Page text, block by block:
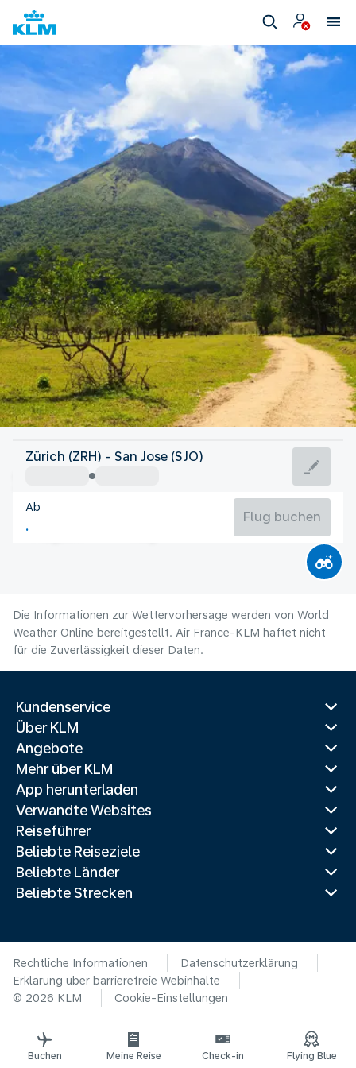
Costa Rica
San Jose
Costa Rica
Zürich (ZRH) - San Jose (SJO)
Ab
Flug buchen
Die Informationen zur Wettervorhersage werden von World
Weather Online bereitgestellt. Air France-KLM haftet nicht
für die Zuverlässigkeit dieser Daten.
Kundenservice
Über KLM
Angebote
Mehr über KLM
App herunterladen
Verwandte Websites
Reiseführer
Beliebte Reiseziele
Beliebte Länder
Beliebte Strecken
Rechtliche Informationen
Datenschutzerklärung
Erklärung über barrierefreie Webinhalte
© 2026 KLM
Cookie-Einstellungen
Buchen Meine Reise Check-in Flying Blue